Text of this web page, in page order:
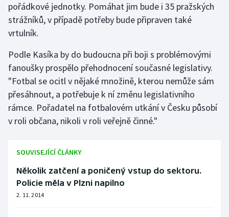
pořádkové jednotky. Pomáhat jim bude i 35 pražských
strážníků, v případě potřeby bude připraven také
vrtulník.
Podle Kasíka by do budoucna při boji s problémovými
fanoušky prospělo přehodnocení současné legislativy.
"Fotbal se ocitl v nějaké množině, kterou nemůže sám
přesáhnout, a potřebuje k ní změnu legislativního
rámce. Pořadatel na fotbalovém utkání v Česku působí
v roli občana, nikoli v roli veřejně činné."
SOUVISEJÍCÍ ČLÁNKY
Několik zatčení a poničený vstup do sektoru.
Policie měla v Plzni napilno
2. 11. 2014